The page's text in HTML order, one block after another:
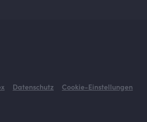
Datenschutz Cookie-Einstellungen